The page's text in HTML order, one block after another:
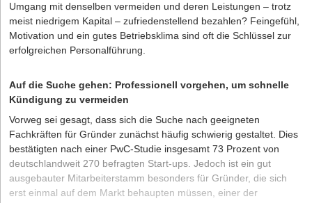
Umgang mit denselben vermeiden und deren Leistungen – trotz
meist niedrigem Kapital – zufriedenstellend bezahlen? Feingefühl,
Motivation und ein gutes Betriebsklima sind oft die Schlüssel zur
erfolgreichen Personalführung.
Auf die Suche gehen: Professionell vorgehen, um schnelle
Kündigung zu vermeiden
Vorweg sei gesagt, dass sich die Suche nach geeigneten
Fachkräften für Gründer zunächst häufig schwierig gestaltet. Dies
bestätigten nach einer PwC-Studie insgesamt 73 Prozent von
deutschlandweit 270 befragten Start-ups. Jedoch ist ein gut
ausgebauter Mitarbeiterstamm besonders für Gründer, die sich
erst einmal auf dem Markt behaupten müssen, einer der